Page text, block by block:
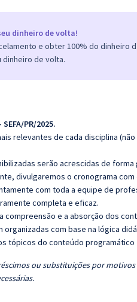
dinheiro de volta!
e obter 100% do dinheiro
dinheiro de volta.
PR/2025.
relevantes de cada disciplina
serão acrescidas de
divulgaremos o cronograma
com toda a equipe de
completa e eficaz.
compreensão e a absorção dos
organizadas com base na lógica
tópicos do conteúdo programático
ou substituições por